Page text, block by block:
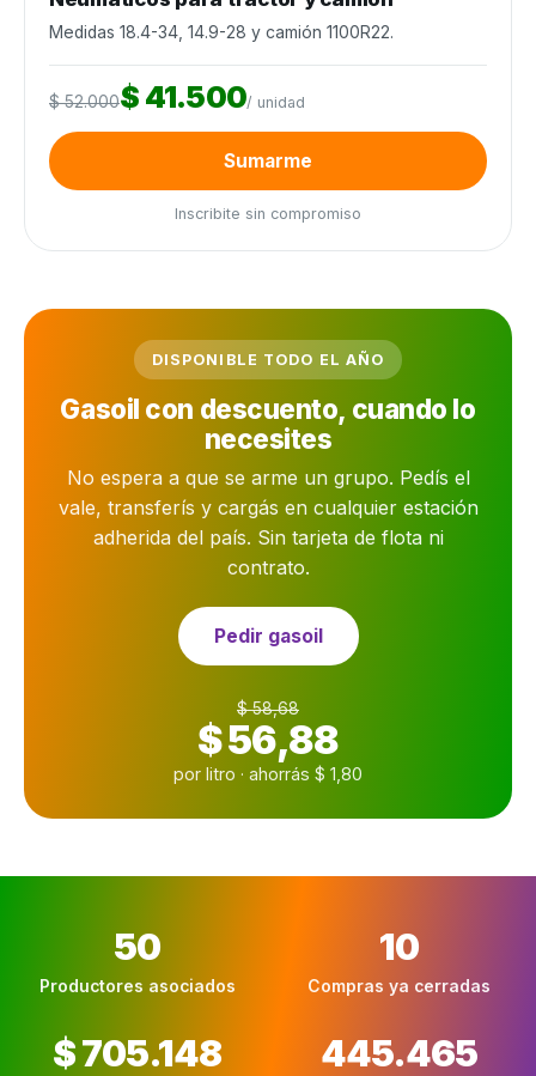
Medidas 18.4-34, 14.9-28 y camión 1100R22.
$ 52.000$ 41.500/ unidad
Sumarme
Inscribite sin compromiso
DISPONIBLE TODO EL AÑO
Gasoil con descuento, cuando lo
necesites
No espera a que se arme un grupo. Pedís el
vale, transferís y cargás en cualquier estación
adherida del país. Sin tarjeta de flota ni
contrato.
Pedir gasoil
$ 58,68
$ 56,88
por litro · ahorrás $ 1,80
50
Productores asociados
10
Compras ya cerradas
$ 705.148 445.465